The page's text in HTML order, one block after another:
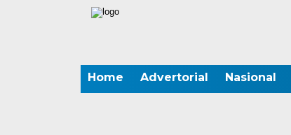
Home Advertorial Nasional